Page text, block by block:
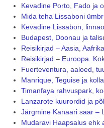
Kevadine Porto, Fado ja
Mida teha Lissaboni
Kevadine Lissabon,
Budapest, Doonau ja
Reisikirjad – Aasia,
Reisikirjad – Euroopa.
Fuerteventura, aaloed,
Manrique, Teguise ja
Timanfaya rahvuspark,
Lanzarote kuurordid ja
Järgmine Kanaari saar –
Mudaravi Haapsalus ehk